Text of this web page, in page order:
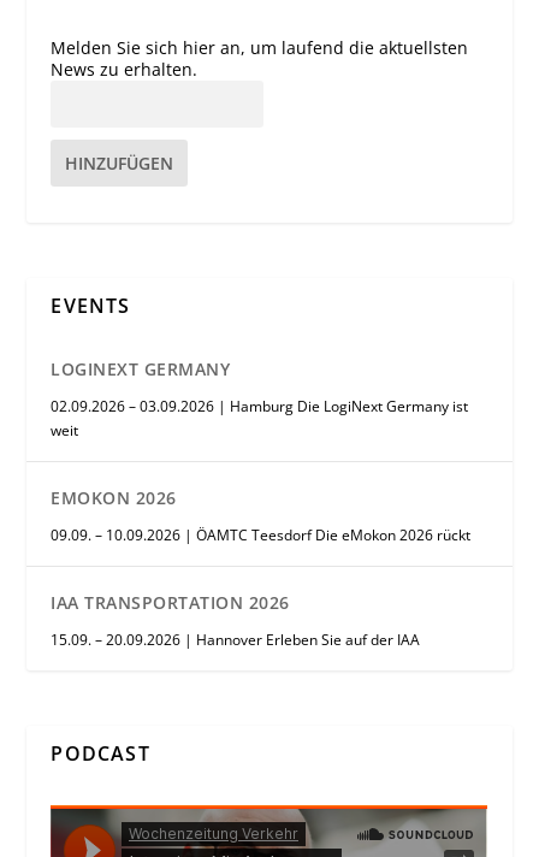
Melden Sie sich hier an, um laufend die aktuellsten
News zu erhalten.
HINZUFÜGEN
EVENTS
LOGINEXT GERMANY
02.09.2026 – 03.09.2026 | Hamburg Die LogiNext Germany ist
weit
EMOKON 2026
09.09. – 10.09.2026 | ÖAMTC Teesdorf Die eMokon 2026 rückt
IAA TRANSPORTATION 2026
15.09. – 20.09.2026 | Hannover Erleben Sie auf der IAA
PODCAST